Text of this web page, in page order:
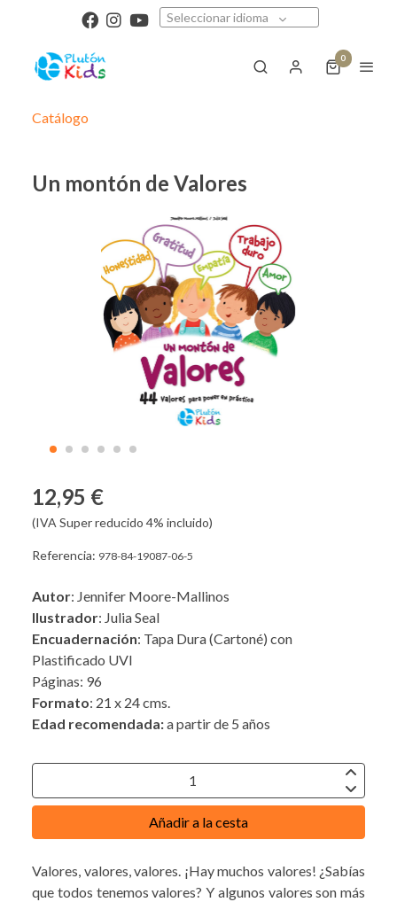
Seleccionar idioma
0
Catálogo
Un montón de Valores
12,95 €
(IVA Super reducido 4% incluido)
Referencia: 978-84-19087-06-5
Autor: Jennifer Moore-Mallinos
Ilustrador: Julia Seal
Encuadernación: Tapa Dura (Cartoné) con
Plastificado UVI
Páginas: 96
Formato: 21 x 24 cms.
Edad recomendada:a partir de 5 años
Añadir a la cesta
Valores, valores, valores. ¡Hay muchos valores! ¿Sabías
que todos tenemos valores? Y algunos valores son más